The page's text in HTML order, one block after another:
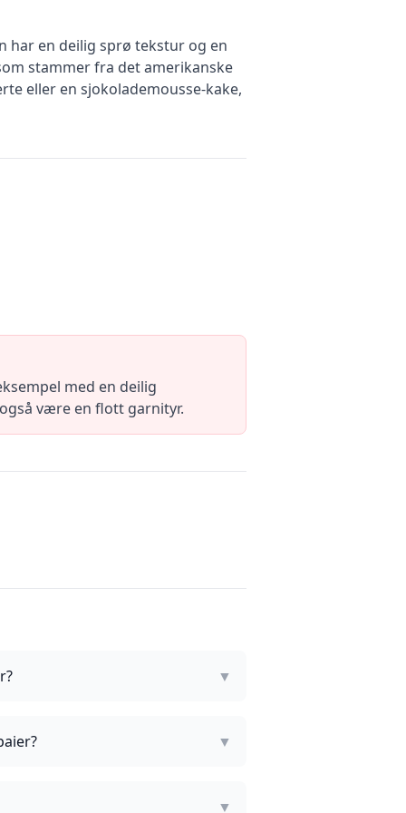
har en deilig sprø tekstur og en
stammer fra det amerikanske
eller en sjokolademousse-kake,
med en deilig
være en flott garnityr.
▼
▼
▼